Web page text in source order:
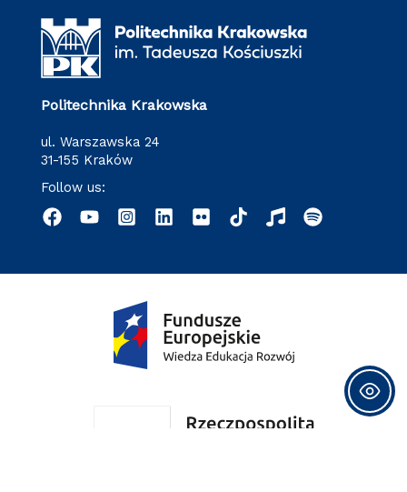
Politechnika Krakowska
ul. Warszawska 24
31-155 Kraków
Follow us: